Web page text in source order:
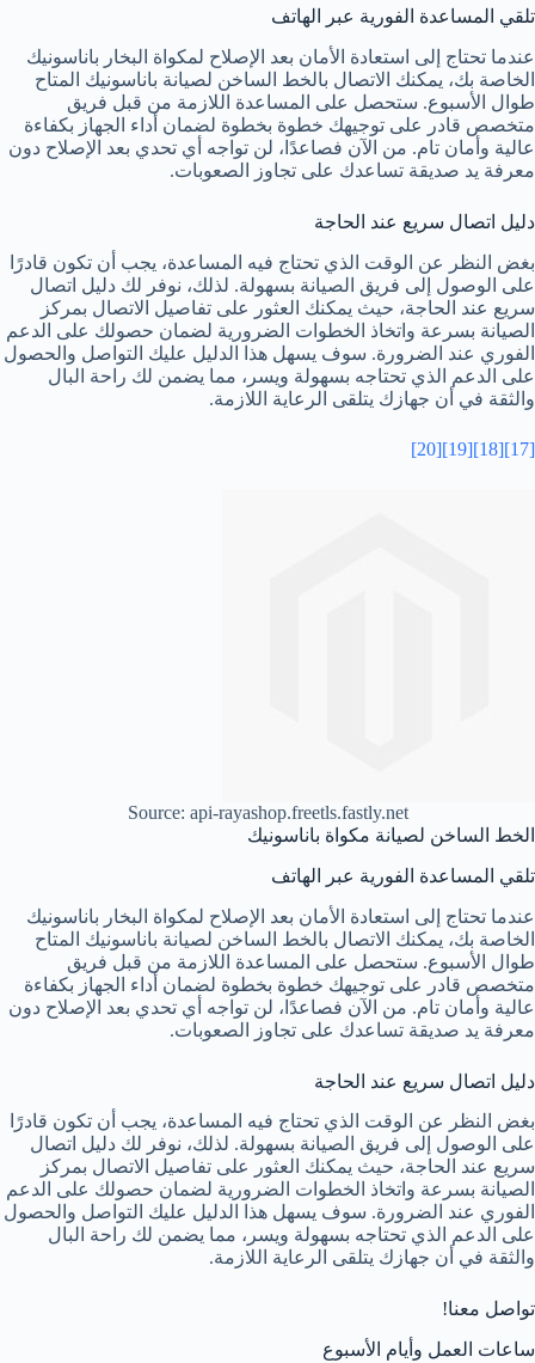
تلقي المساعدة الفورية عبر الهاتف
عندما تحتاج إلى استعادة الأمان بعد الإصلاح لمكواة البخار باناسونيك
الخاصة بك، يمكنك الاتصال بالخط الساخن لصيانة باناسونيك المتاح
طوال الأسبوع. ستحصل على المساعدة اللازمة من قبل فريق
متخصص قادر على توجيهك خطوة بخطوة لضمان أداء الجهاز بكفاءة
عالية وأمان تام. من الآن فصاعدًا، لن تواجه أي تحدي بعد الإصلاح دون
معرفة يد صديقة تساعدك على تجاوز الصعوبات.
دليل اتصال سريع عند الحاجة
بغض النظر عن الوقت الذي تحتاج فيه المساعدة، يجب أن تكون قادرًا
على الوصول إلى فريق الصيانة بسهولة. لذلك، نوفر لك دليل اتصال
سريع عند الحاجة، حيث يمكنك العثور على تفاصيل الاتصال بمركز
الصيانة بسرعة واتخاذ الخطوات الضرورية لضمان حصولك على الدعم
الفوري عند الضرورة. سوف يسهل هذا الدليل عليك التواصل والحصول
على الدعم الذي تحتاجه بسهولة ويسر، مما يضمن لك راحة البال
والثقة في أن جهازك يتلقى الرعاية اللازمة.
[17]
[18]
[19]
[20]
Source: api-rayashop.freetls.fastly.net
الخط الساخن لصيانة مكواة باناسونيك
تلقي المساعدة الفورية عبر الهاتف
عندما تحتاج إلى استعادة الأمان بعد الإصلاح لمكواة البخار باناسونيك
الخاصة بك، يمكنك الاتصال بالخط الساخن لصيانة باناسونيك المتاح
طوال الأسبوع. ستحصل على المساعدة اللازمة من قبل فريق
متخصص قادر على توجيهك خطوة بخطوة لضمان أداء الجهاز بكفاءة
عالية وأمان تام. من الآن فصاعدًا، لن تواجه أي تحدي بعد الإصلاح دون
معرفة يد صديقة تساعدك على تجاوز الصعوبات.
دليل اتصال سريع عند الحاجة
بغض النظر عن الوقت الذي تحتاج فيه المساعدة، يجب أن تكون قادرًا
على الوصول إلى فريق الصيانة بسهولة. لذلك، نوفر لك دليل اتصال
سريع عند الحاجة، حيث يمكنك العثور على تفاصيل الاتصال بمركز
الصيانة بسرعة واتخاذ الخطوات الضرورية لضمان حصولك على الدعم
الفوري عند الضرورة. سوف يسهل هذا الدليل عليك التواصل والحصول
على الدعم الذي تحتاجه بسهولة ويسر، مما يضمن لك راحة البال
والثقة في أن جهازك يتلقى الرعاية اللازمة.
تواصل معنا!
ساعات العمل وأيام الأسبوع